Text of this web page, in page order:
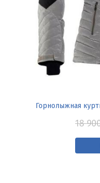
Горнолыжная
18